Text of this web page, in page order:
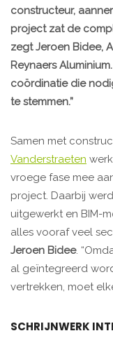
constructeur,
project zat de
zegt Jeroen Bidee,
Reynaers
coördinatie die
te stemmen.”
Samen met
Vanderstraeten
vroege fase mee
project. Daarbij
uitgewerkt en BIM-
alles vooraf veel
Jeroen Bidee.
al geïntegreerd
vertrekken, moet
SCHRIJNWERK